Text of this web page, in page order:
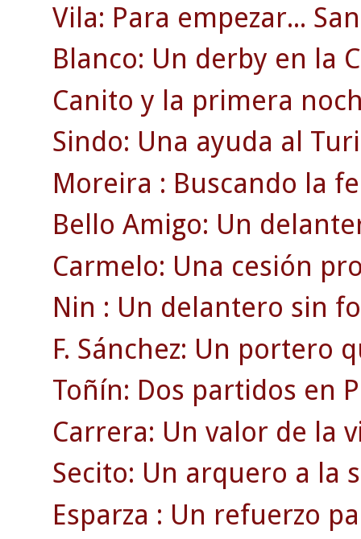
Vila: Para empezar...
Blanco: Un derby en la
Canito y la primera
Sindo: Una ayuda al
Moreira : Buscando la
Bello Amigo: Un
Carmelo: Una cesión
Nin : Un delantero sin
F. Sánchez: Un portero
Toñín: Dos partidos en
Carrera: Un valor de la
Secito: Un arquero a la
Esparza : Un refuerzo